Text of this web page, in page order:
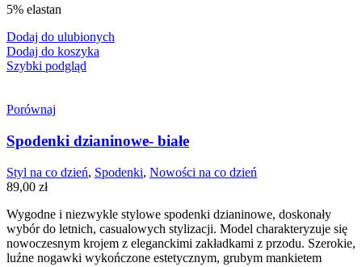
5% elastan
Dodaj do ulubionych
Dodaj do koszyka
Szybki podgląd
Porównaj
Spodenki dzianinowe- białe
Styl na co dzień, Spodenki, Nowości na co dzień
89,00 zł
Wygodne i niezwykle stylowe spodenki dzianinowe, doskonały
wybór do letnich, casualowych stylizacji. Model charakteryzuje się
nowoczesnym krojem z eleganckimi zakładkami z przodu. Szerokie,
luźne nogawki wykończone estetycznym, grubym mankietem